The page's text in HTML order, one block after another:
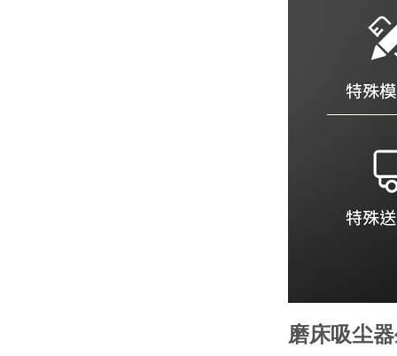
磨床吸尘